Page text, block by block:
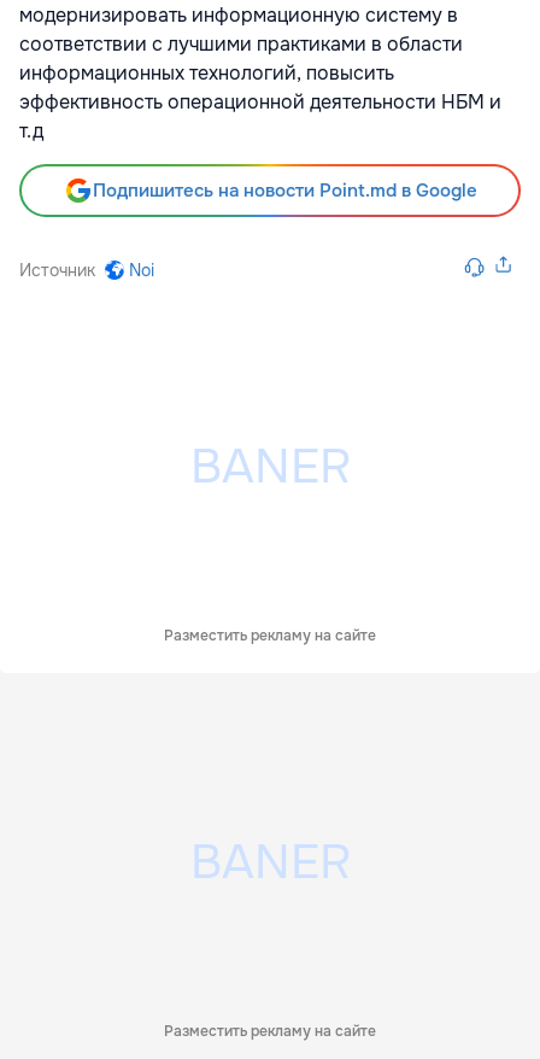
модернизировать информационную систему в
соответствии с лучшими практиками в области
информационных технологий, повысить
эффективность операционной деятельности НБМ и
т.д
Подпишитесь на новости Point.md в Google
Источник Noi
Разместить рекламу на сайте
Разместить рекламу на сайте